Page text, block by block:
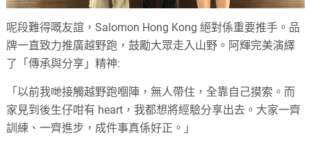
呢段難得嘅友誼，Salomon Hong Kong 絕對係重要推手。品
牌一直致力推廣越野跑，鼓勵大眾走入山野。阿輝完美演繹
了「傳承與分享」精神:
「以前我哋接觸越野跑嗰陣，無人帶住，全靠自己摸索。而
家見到後生仔咁有 heart，我都想將經驗分享出去。大家一齊
訓練、一齊進步，成件事真係好正。」